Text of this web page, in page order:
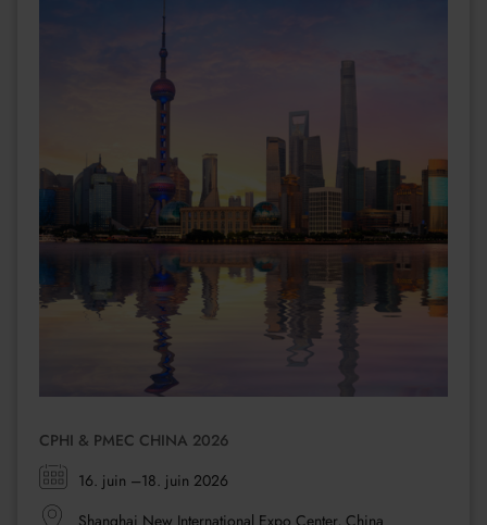
CPHI & PMEC CHINA 2026
Zeitraum:16. juin –18. juin 2026